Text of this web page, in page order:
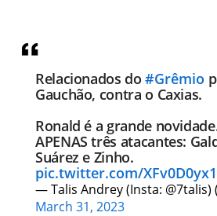
Relacionados do#Grêmio
Gauchão, contra o Caxias.
Ronald é a grande
APENAS três atacantes:
Suárez e Zinho.
pic.twitter.com/
— Talis Andrey (Insta: @7talis)
March 31, 2023